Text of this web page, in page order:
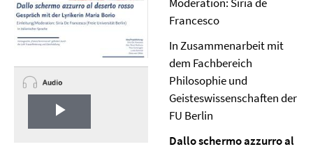
Play
Francesco
In Zusammenarbeit mit
dem Fachbereich
Philosophie und
Geisteswissenschaften der
FU Berlin
Dallo schermo azzurro al